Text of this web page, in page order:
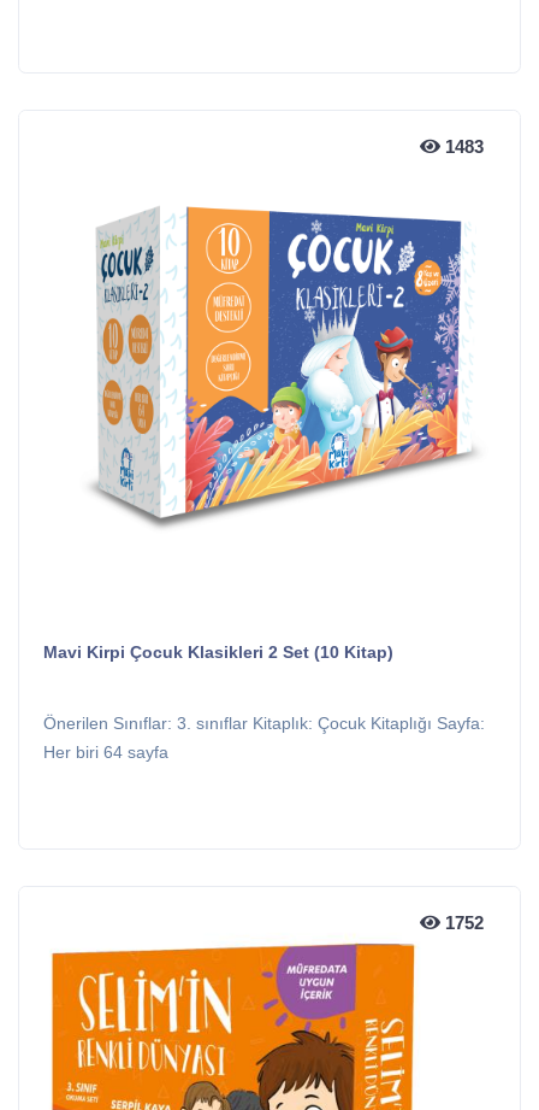
1483
1483
Mavi Kirpi Çocuk Klasikleri 2 Set (10 Kitap)
Önerilen Sınıflar: 3. sınıflar Kitaplık: Çocuk Kitaplığı Sayfa:
Her biri 64 sayfa
1752
1752